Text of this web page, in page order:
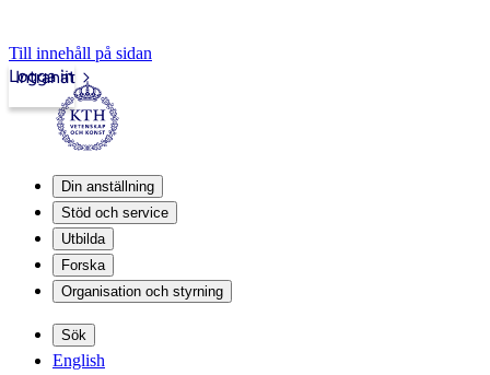
Till innehåll på sidan
Intranät
Logga in
Din anställning
Stöd och service
Utbilda
Forska
Organisation och styrning
Sök
English